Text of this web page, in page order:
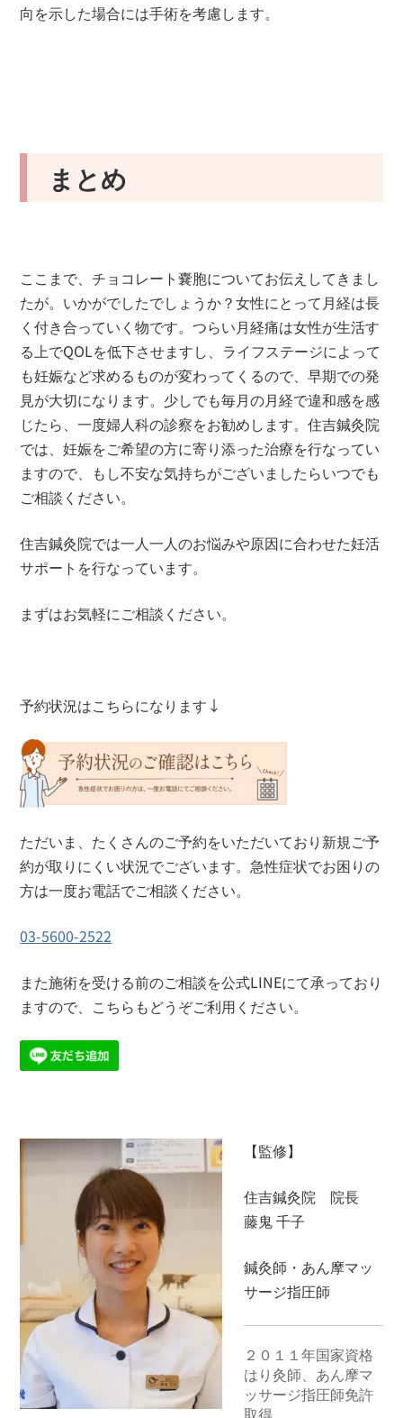
向を示した場合には手術を考慮します。
まとめ
ここまで、チョコレート嚢胞についてお伝えしてきまし
たが。いかがでしたでしょうか？女性にとって月経は長
く付き合っていく物です。つらい月経痛は女性が生活す
る上でQOLを低下させますし、ライフステージによって
も妊娠など求めるものが変わってくるので、早期での発
見が大切になります。少しでも毎月の月経で違和感を感
じたら、一度婦人科の診察をお勧めします。住吉鍼灸院
では、妊娠をご希望の方に寄り添った治療を行なってい
ますので、もし不安な気持ちがございましたらいつでも
ご相談ください。
住吉鍼灸院では一人一人のお悩みや原因に合わせた妊活
サポートを行なっています。
まずはお気軽にご相談ください。
予約状況はこちらになります↓
ただいま、たくさんのご予約をいただいており新規ご予
約が取りにくい状況でございます。急性症状でお困りの
方は一度お電話でご相談ください。
03-5600-2522
また施術を受ける前のご相談を公式LINEにて承っており
ますので、こちらもどうぞご利用ください。
【監修】
住吉鍼灸院 院長
藤鬼 千子
鍼灸師・あん摩マッ
サージ指圧師
２０１１年国家資格
はり灸師、あん摩マ
ッサージ指圧師免許